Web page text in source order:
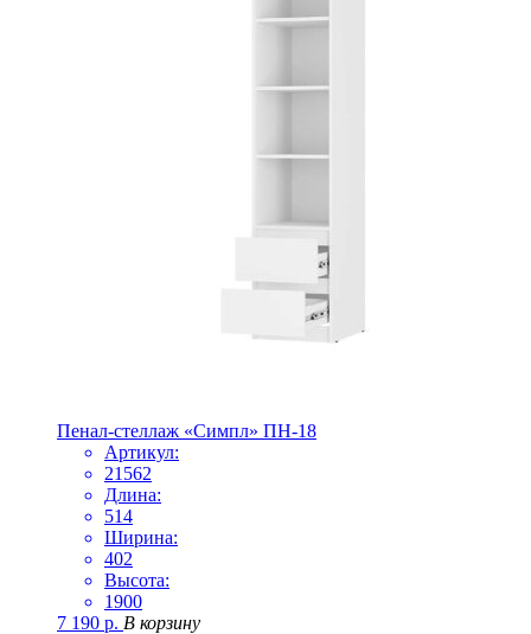
Пенал-стеллаж «Симпл» ПН-18
Артикул:
21562
Длина:
514
Ширина:
402
Высота:
1900
7 190 р. В корзину